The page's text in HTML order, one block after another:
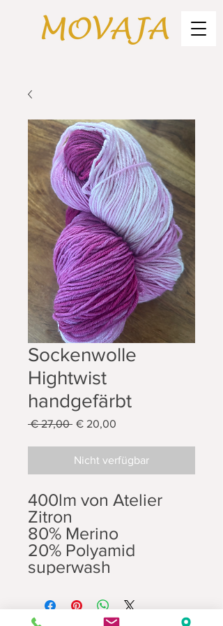
Sockenwolle
Hightwist
handgefärbt
€ 27,00 Standardpreis
€ 20,00
Nicht verfügbar
400lm von Atelier
Zitron
80% Merino
20% Polyamid
superwash